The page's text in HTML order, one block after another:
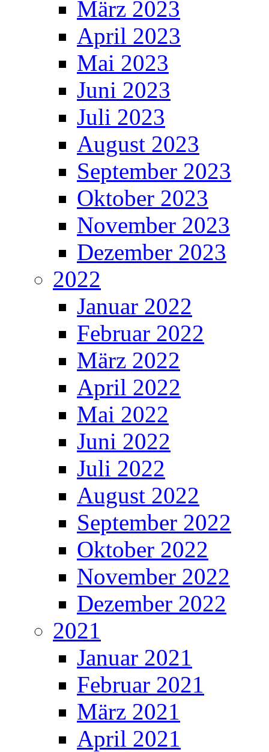
März 2023
April 2023
Mai 2023
Juni 2023
Juli 2023
August 2023
September 2023
Oktober 2023
November 2023
Dezember 2023
2022
Januar 2022
Februar 2022
März 2022
April 2022
Mai 2022
Juni 2022
Juli 2022
August 2022
September 2022
Oktober 2022
November 2022
Dezember 2022
2021
Januar 2021
Februar 2021
März 2021
April 2021